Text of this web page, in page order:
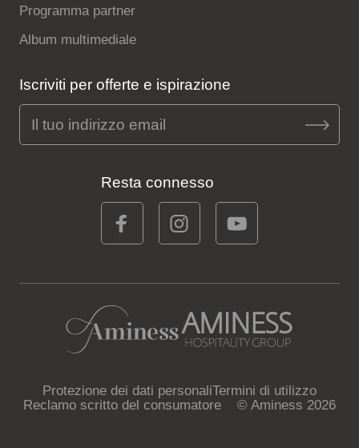
Programma partner
Album multimediale
Iscriviti per offerte e ispirazione
Resta connesso
Protezione dei dati personaliTermini di utilizzo
Reclamo scritto del consumatore
© Aminess 2026